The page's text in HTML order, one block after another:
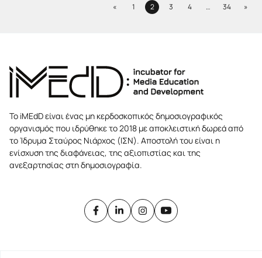
«PreviousPage
1 Page
2 Page
3 Page
4 … Page
34 »Next
Το iMEdD είναι ένας μη κερδοσκοπικός δημοσιογραφικός
οργανισμός που ιδρύθηκε το 2018 με αποκλειστική δωρεά από
το Ίδρυμα Σταύρος Νιάρχος (ΙΣΝ). Αποστολή του είναι η
ενίσχυση της διαφάνειας, της αξιοπιστίας και της
ανεξαρτησίας στη δημοσιογραφία.